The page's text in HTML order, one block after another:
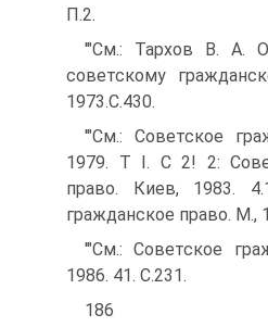
П.2.
'"См.: Тархов В. А.
советскому
1973.С.430.
'"См.: Советское
1979. Т I. С 2! 2:
право. Киев, 1983.
гражданское право. М.,
'"См.: Советское
1986. 41. С.231.
186